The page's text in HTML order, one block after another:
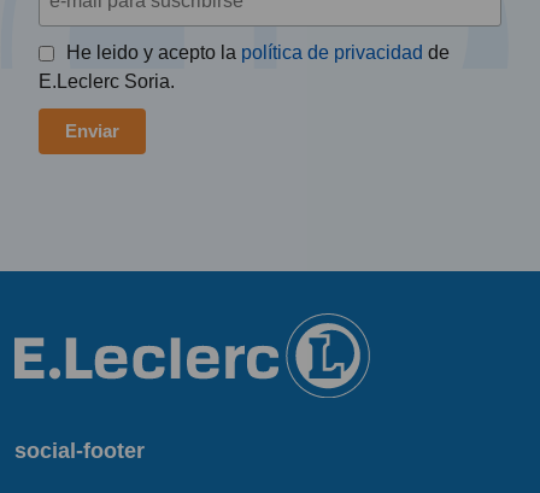
He leido y acepto la política de privacidad de
E.Leclerc Soria.
social-footer